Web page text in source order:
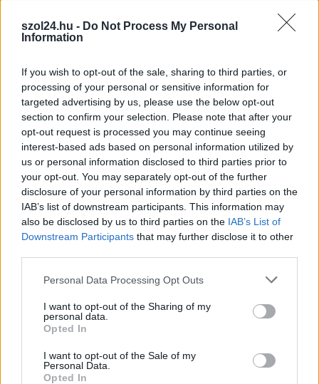
szol24.hu - Do Not Process My Personal
Information
If you wish to opt-out of the sale, sharing to third parties, or
processing of your personal or sensitive information for
targeted advertising by us, please use the below opt-out
section to confirm your selection. Please note that after your
opt-out request is processed you may continue seeing
interest-based ads based on personal information utilized by
us or personal information disclosed to third parties prior to
your opt-out. You may separately opt-out of the further
disclosure of your personal information by third parties on the
IAB’s list of downstream participants. This information may
also be disclosed by us to third parties on the IAB’s List of
Downstream Participants that may further disclose it to other
Please note that this website/app uses one or more Google
not limited to your visit or usage behaviour. You may click to
grant or deny consent to Google and its third-party tags to
use your data for below specified purposes in below Google
consent section.
Personal Data Processing Opt Outs
I want to opt-out of the Sharing of my
personal data.
Opted In
I want to opt-out of the Sale of my
Personal Data.
Opted In
hogy innentől zárt
épületbe került a büfé,
„beülős” változatot is.
TOVÁBB OLVASOM
Szolnok átalakítás,bővítés, ruby büfé, szandaszőlős ,Szolnok,
tulajdonos
Itt az újabb parkolómester Szolnokról – ismét
egy BMW-s állt meg ilyen kiválóan
2024.03.28. Kiss Lajos
posztolni, amikor több
foglalnak el a remekül
megállásukkal. Itt
viszont a fő probléma,